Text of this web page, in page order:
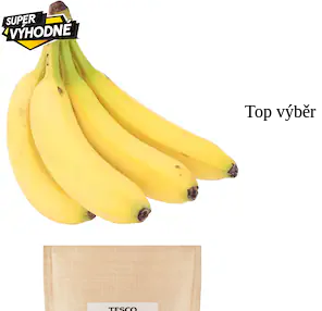
Top výběr